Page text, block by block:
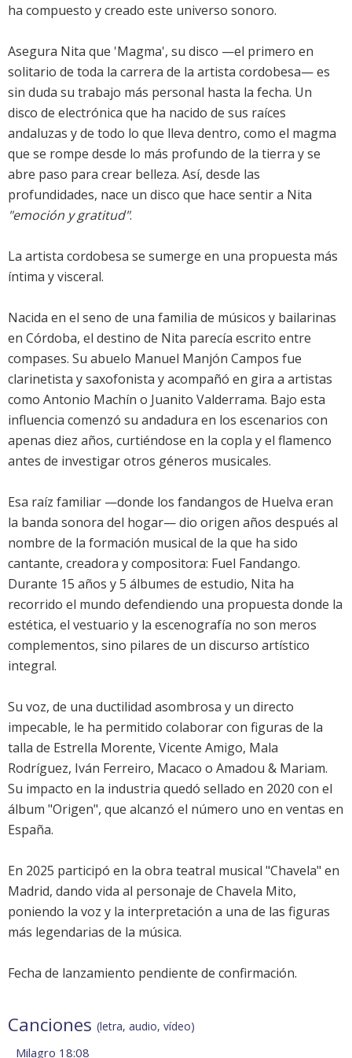
ha compuesto y creado este universo sonoro.
Asegura Nita que 'Magma', su disco —el primero en
solitario de toda la carrera de la artista cordobesa— es
sin duda su trabajo más personal hasta la fecha. Un
disco de electrónica que ha nacido de sus raíces
andaluzas y de todo lo que lleva dentro, como el magma
que se rompe desde lo más profundo de la tierra y se
abre paso para crear belleza. Así, desde las
profundidades, nace un disco que hace sentir a Nita
"emoción y gratitud".
La artista cordobesa se sumerge en una propuesta más
íntima y visceral.
Nacida en el seno de una familia de músicos y bailarinas
en Córdoba, el destino de Nita parecía escrito entre
compases. Su abuelo Manuel Manjón Campos fue
clarinetista y saxofonista y acompañó en gira a artistas
como Antonio Machín o Juanito Valderrama. Bajo esta
influencia comenzó su andadura en los escenarios con
apenas diez años, curtiéndose en la copla y el flamenco
antes de investigar otros géneros musicales.
Esa raíz familiar —donde los fandangos de Huelva eran
la banda sonora del hogar— dio origen años después al
nombre de la formación musical de la que ha sido
cantante, creadora y compositora: Fuel Fandango.
Durante 15 años y 5 álbumes de estudio, Nita ha
recorrido el mundo defendiendo una propuesta donde la
estética, el vestuario y la escenografía no son meros
complementos, sino pilares de un discurso artístico
integral.
Su voz, de una ductilidad asombrosa y un directo
impecable, le ha permitido colaborar con figuras de la
talla de Estrella Morente, Vicente Amigo, Mala
Rodríguez, Iván Ferreiro, Macaco o Amadou & Mariam.
Su impacto en la industria quedó sellado en 2020 con el
álbum "Origen", que alcanzó el número uno en ventas en
España.
En 2025 participó en la obra teatral musical "Chavela" en
Madrid, dando vida al personaje de Chavela Mito,
poniendo la voz y la interpretación a una de las figuras
más legendarias de la música.
Fecha de lanzamiento pendiente de confirmación.
Canciones (letra, audio, vídeo)
Milagro 18:08